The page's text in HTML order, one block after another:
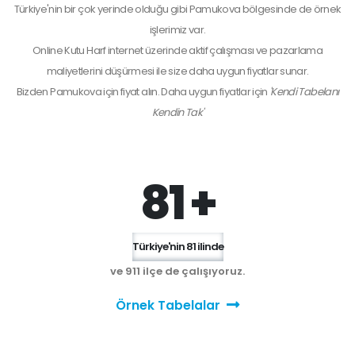
Türkiye'nin bir çok yerinde olduğu gibi Pamukova bölgesinde de örnek
işlerimiz var.
Online Kutu Harf internet üzerinde aktif çalışması ve pazarlama
maliyetlerini düşürmesi ile size daha uygun fiyatlar sunar.
BizdenPamukovaiçin fiyat alın. Daha uygun fiyatlar için 'Kendi Tabelanı
Kendin Tak'
81 +
Türkiye'nin 81 ilinde
ve 911 ilçe de çalışıyoruz.
Örnek Tabelalar